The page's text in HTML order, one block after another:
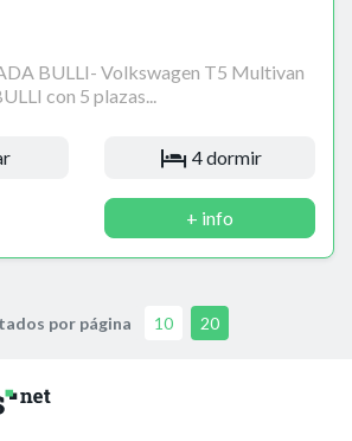
BULLI- Volkswagen T5 Multivan
con 5 plazas...
4 dormir
+ info
por página 10 20